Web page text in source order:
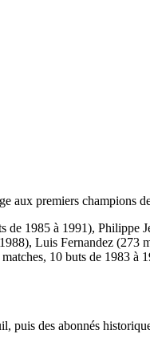
premiers champions
1985 à 1991), Philippe
Luis Fernandez (273
10 buts de 1983
puis des abonnés